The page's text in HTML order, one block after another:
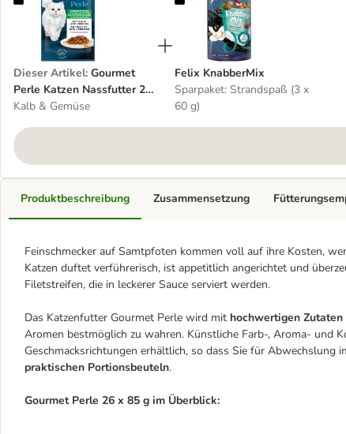
Dieser Artikel: Gourmet
Perle Katzen Nassfutter 26
x 85 g
Kalb & Gemüse
Felix KnabberMix
Sparpaket: Strandspaß (3 x
60 g)
Produktbeschreibung
Feinschmecker auf Samtpfoten kommen voll auf ihre Kosten,
Katzen duftet verführerisch, ist appetitlich angerichtet und
Filetstreifen, die in leckerer Sauce serviert werden.
Das Katzenfutter Gourmet Perle wird mit hochwertigen Zutaten
Aromen bestmöglich zu wahren. Künstliche Farb-, Aroma- und
Geschmacksrichtungen erhältlich, so dass Sie für Abwechslung
praktischen Portionsbeuteln.
Gourmet Perle 26 x 85 g im Überblick:
Zusammensetzung